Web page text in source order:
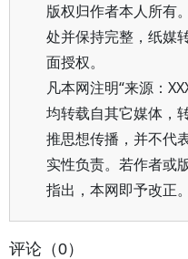
版权归作者本人所有
处并保持完整，纸媒
面授权。
凡本网注明“来源：
均转载自其它媒体，
推思想传播，并不代
实性负责。若作者或
指出，本网即予改正。
评论（0）